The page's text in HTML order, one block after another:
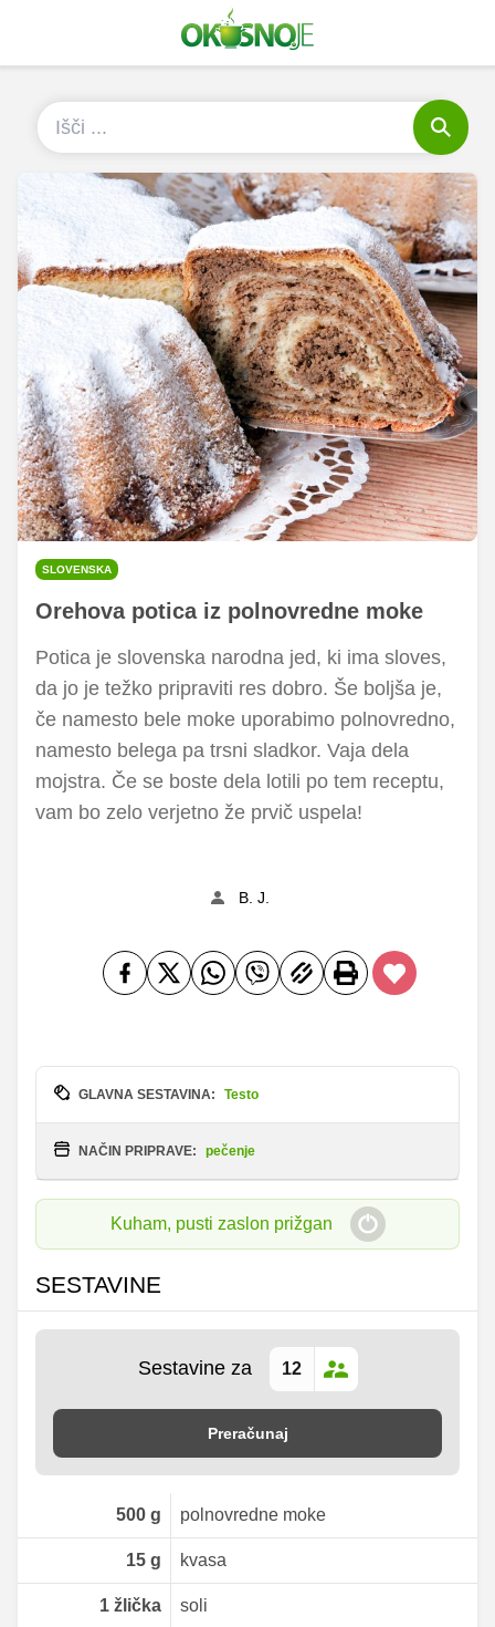
SLOVENSKA
Orehova potica iz polnovredne moke
Potica je slovenska narodna jed, ki ima sloves,
da jo je težko pripraviti res dobro. Še boljša je,
če namesto bele moke uporabimo polnovredno,
namesto belega pa trsni sladkor. Vaja dela
mojstra. Če se boste dela lotili po tem receptu,
vam bo zelo verjetno že prvič uspela!
B. J.
GLAVNA SESTAVINA: Testo
NAČIN PRIPRAVE: pečenje
Kuham, pusti zaslon prižgan
SESTAVINE
Sestavine za
Preračunaj
500g polnovredne moke
15g kvasa
1žlička soli